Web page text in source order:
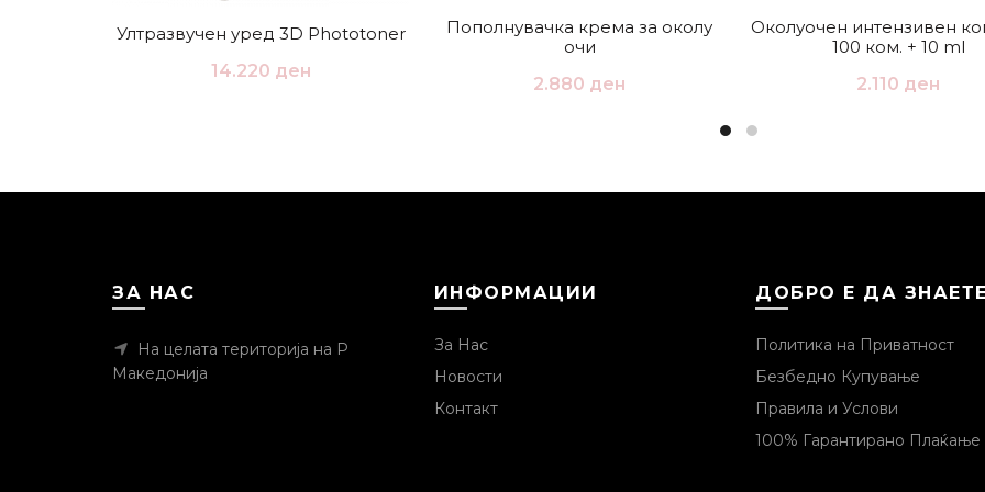
Ултразвучен уред 3D Phototoner
14.220 ден
Пополнувачка крема за околу
очи
2.880 ден
Околуочен интензивен
100 ком. + 10 ml
2.110 ден
ЗА НАС
На целата територија на Р
Македонија
ИНФОРМАЦИИ
За Нас
Новости
Контакт
ДОБРО Е ДА ЗНАЕТЕ
Политика на Приватност
Безбедно Купување
Правила и Услови
100% Гарантирано Плаќање